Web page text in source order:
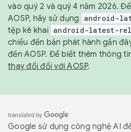
vào quý 2 và quý 4 năm 2026.
AOSP, hãy sử dụng
android-
tệp kê khai android-latest-
chiếu đến bản phát hành gần
đến AOSP. Để biết thêm thông
thay đổi đối với AOSP.
Google sử dụng công nghệ AI